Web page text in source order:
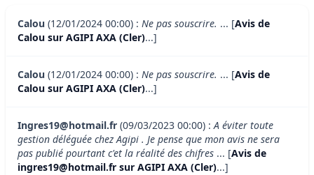
Calou (12/01/2024 00:00) : Ne pas souscrire. ... [Avis de
Calou sur AGIPI AXA (Cler)...]
Calou (12/01/2024 00:00) : Ne pas souscrire. ... [Avis de
Calou sur AGIPI AXA (Cler)...]
Ingres19@hotmail.fr (09/03/2023 00:00) :A éviter toute
gestion déléguée chez Agipi . Je pense que mon avis ne sera
pas publié pourtant c'et la réalité des chifres ... [Avis de
ingres19@hotmail.fr sur AGIPI AXA (Cler)...]